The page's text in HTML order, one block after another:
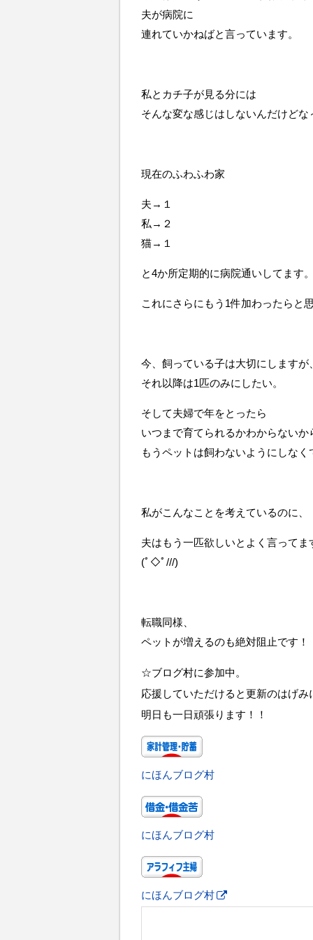
夫が病院に
連れていかねばと言っています。
私とカチ子が見る分には
そんな変な感じはしないんだけどな
現在のふわふわ家
夫→１
私→２
猫→１
と4か所定期的に病院通いしてます。
これにさらにもう1件加わったらと
今、飼っている子は大切にしますが、
それ以降は1匹のみにしたい。
そして夫婦で年をとったら
いつまで育てられるかわからないか
もうペットは飼わないようにしなく
私がこんなことを考えているのに、
夫はもう一匹欲しいとよく言ってま
(ﾟ◇ﾟ///)
転職同様、
ペットが増えるのも絶対阻止です！
☆ブログ村に参加中。
応援していただけると更新のはげみ
明日も一日頑張ります！！
にほんブログ村
にほんブログ村
にほんブログ村